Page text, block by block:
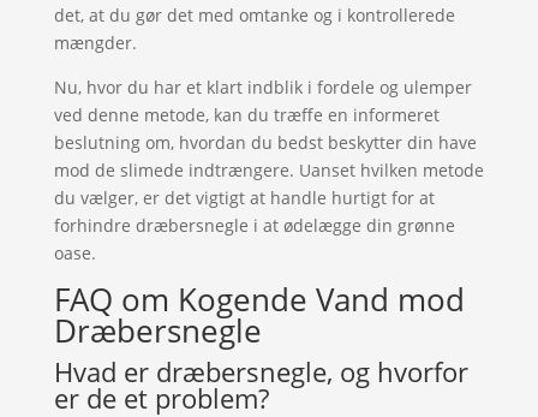
det, at du gør det med omtanke og i kontrollerede
mængder.
Nu, hvor du har et klart indblik i fordele og ulemper
ved denne metode, kan du træffe en informeret
beslutning om, hvordan du bedst beskytter din have
mod de slimede indtrængere. Uanset hvilken metode
du vælger, er det vigtigt at handle hurtigt for at
forhindre dræbersnegle i at ødelægge din grønne
oase.
FAQ om Kogende Vand mod
Dræbersnegle
Hvad er dræbersnegle, og hvorfor
er de et problem?